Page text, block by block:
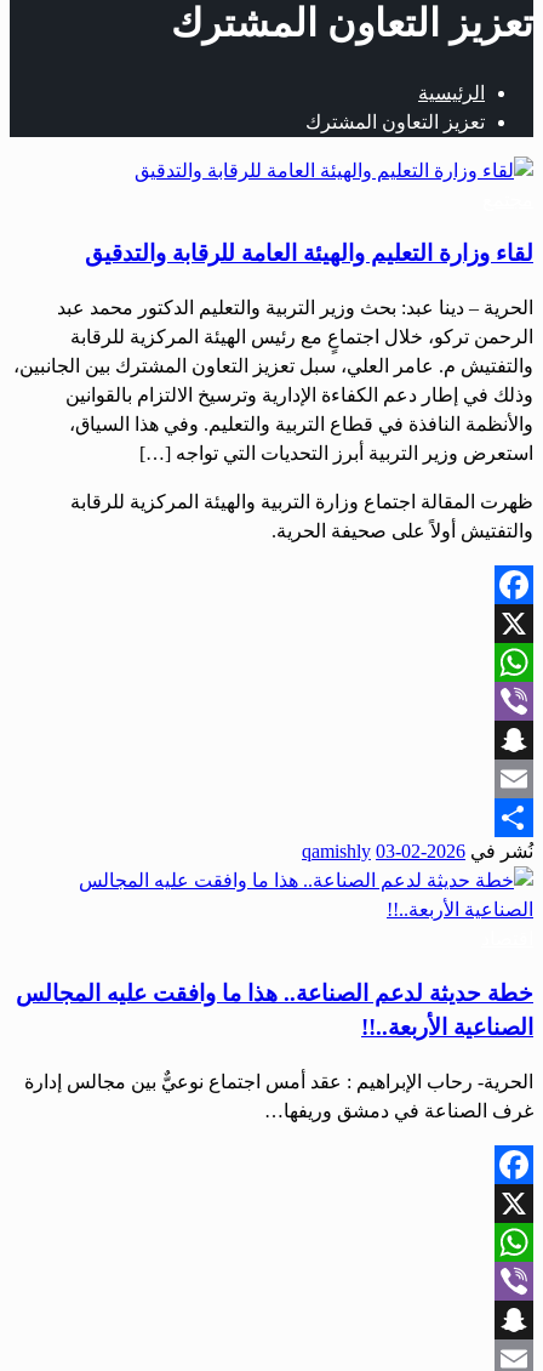
تعزيز التعاون المشترك
الرئيسية
تعزيز التعاون المشترك
لقاء وزارة التعليم والهيئة العامة للرقابة والتدقيق
الحرية – دينا عبد: بحث وزير التربية والتعليم الدكتور محمد عبد
الرحمن تركو، خلال اجتماعٍ مع رئيس الهيئة المركزية للرقابة
والتفتيش م. عامر العلي، سبل تعزيز التعاون المشترك بين الجانبين،
وذلك في إطار دعم الكفاءة الإدارية وترسيخ الالتزام بالقوانين
والأنظمة النافذة في قطاع التربية والتعليم. وفي هذا السياق،
استعرض وزير التربية أبرز التحديات التي تواجه […]
ظهرت المقالة اجتماع وزارة التربية والهيئة المركزية للرقابة
والتفتيش أولاً على صحيفة الحرية.
Facebook
X
WhatsApp
Viber
Snapchat
Email
Share
نُشر في 2026-02-03
qamishly
خطة حديثة لدعم الصناعة.. هذا ما وافقت عليه المجالس
الصناعية الأربعة..!!
الحرية- رحاب الإبراهيم : عقد أمس اجتماع نوعيٌّ بين مجالس إدارة
غرف الصناعة في دمشق وريفها…
Facebook
X
WhatsApp
Viber
Snapchat